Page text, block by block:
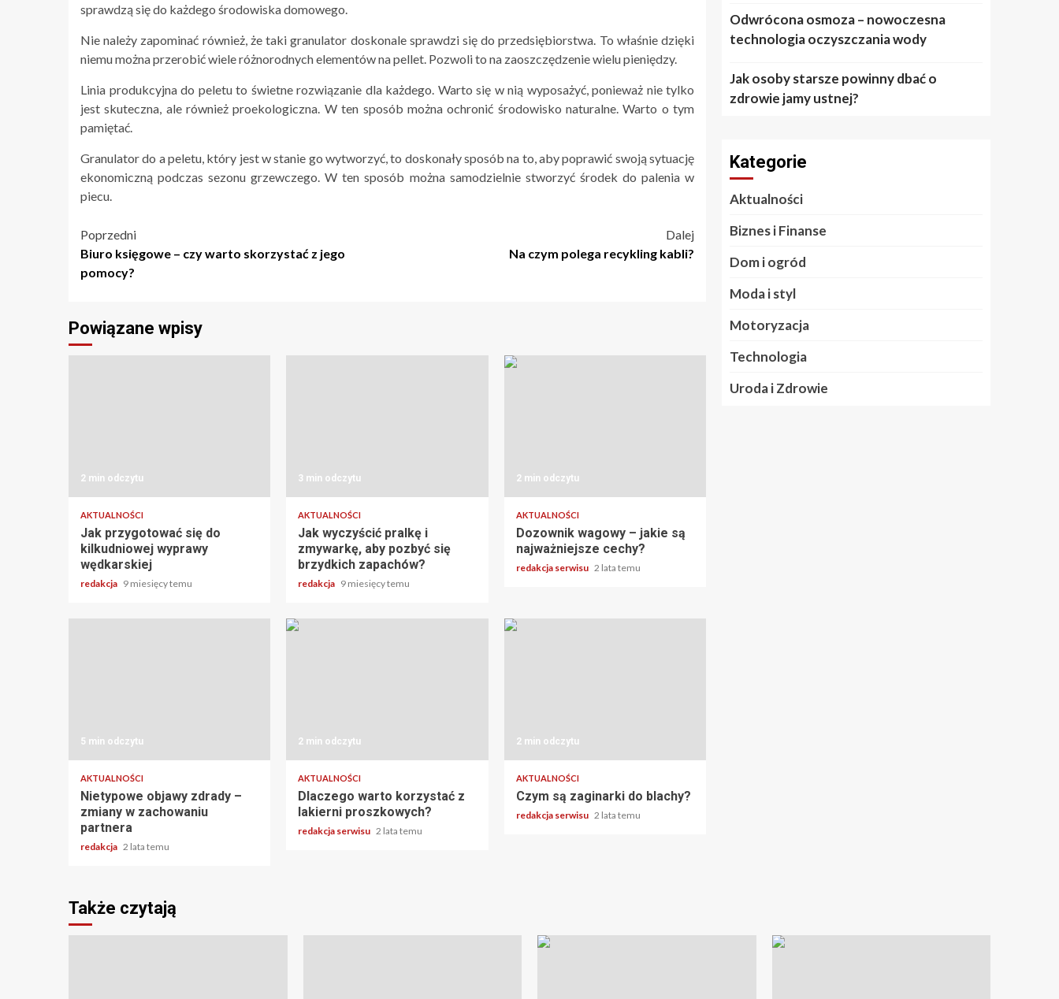
sprawdzą się do każdego środowiska domowego.
Nie należy zapominać również, że taki granulator doskonale sprawdzi się do przedsiębiorstwa. To właśnie dzięki
niemu można przerobić wiele różnorodnych elementów na pellet. Pozwoli to na zaoszczędzenie wielu pieniędzy.
Linia produkcyjna do peletu to świetne rozwiązanie dla każdego. Warto się w nią wyposażyć, ponieważ nie tylko
jest skuteczna, ale również proekologiczna. W ten sposób można ochronić środowisko naturalne. Warto o tym
pamiętać.
Granulator do a peletu, który jest w stanie go wytworzyć, to doskonały sposób na to, aby poprawić swoją sytuację
ekonomiczną podczas sezonu grzewczego. W ten sposób można samodzielnie stworzyć środek do palenia w
piecu.
Nawigacja
wpisu
Poprzedni
Biuro księgowe – czy warto skorzystać z jego
pomocy?
Dalej
Na czym polega recykling kabli?
Powiązane wpisy
2 min odczytu
AKTUALNOŚCI
Jak przygotować się do
kilkudniowej wyprawy
wędkarskiej
redakcja 9 miesięcy temu
3 min odczytu
AKTUALNOŚCI
Jak wyczyścić pralkę i
zmywarkę, aby pozbyć się
brzydkich zapachów?
redakcja 9 miesięcy temu
2 min odczytu
AKTUALNOŚCI
Dozownik wagowy – jakie są
najważniejsze cechy?
redakcja serwisu 2 lata temu
5 min odczytu
AKTUALNOŚCI
Nietypowe objawy zdrady –
zmiany w zachowaniu
partnera
redakcja 2 lata temu
2 min odczytu
AKTUALNOŚCI
Dlaczego warto korzystać z
lakierni proszkowych?
redakcja serwisu 2 lata temu
2 min odczytu
AKTUALNOŚCI
Czym są zaginarki do blachy?
redakcja serwisu 2 lata temu
Odwrócona osmoza – nowoczesna
technologia oczyszczania wody
Jak osoby starsze powinny dbać o
zdrowie jamy ustnej?
Kategorie
Aktualności
Biznes i Finanse
Dom i ogród
Moda i styl
Motoryzacja
Technologia
Uroda i Zdrowie
Także czytają